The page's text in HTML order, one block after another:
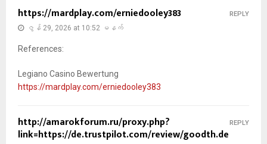
https://mardplay.com/erniedooley383
ဇွန် 29, 2026 at 10:52 မနက်
References:
Legiano Casino Bewertung
https://mardplay.com/erniedooley383
REPLY
http://amarokforum.ru/proxy.php?
link=https://de.trustpilot.com/review/goodth.de
REPLY